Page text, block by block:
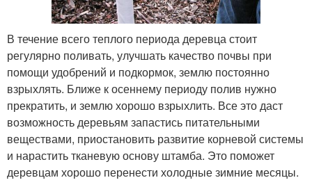
В течение всего теплого периода деревца стоит
регулярно поливать, улучшать качество почвы при
помощи удобрений и подкормок, землю постоянно
взрыхлять. Ближе к осеннему периоду полив нужно
прекратить, и землю хорошо взрыхлить. Все это даст
возможность деревьям запастись питательными
веществами, приостановить развитие корневой системы
и нарастить тканевую основу штамба. Это поможет
деревцам хорошо перенести холодные зимние месяцы.